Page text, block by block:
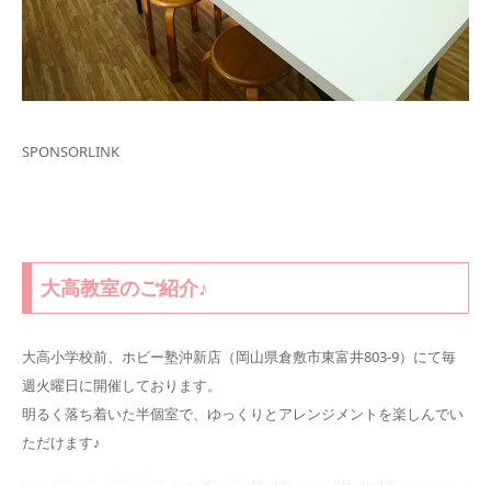
SPONSORLINK
大高教室のご紹介♪
大高小学校前、ホビー塾沖新店（岡山県倉敷市東富井803-9）にて毎
週火曜日に開催しております。
明るく落ち着いた半個室で、ゆっくりとアレンジメントを楽しんでい
ただけます♪